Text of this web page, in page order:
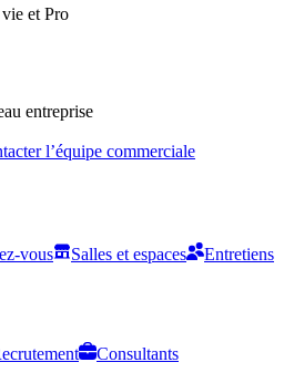
et Pro
entreprise
l’équipe commerciale
vous Salles et espaces
Entretiens
Consultants